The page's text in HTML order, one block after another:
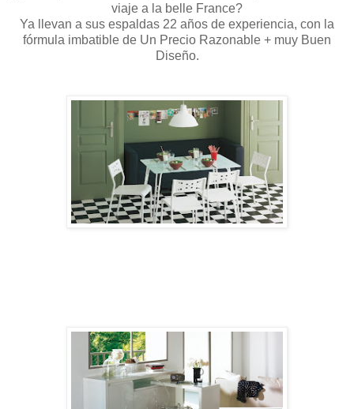
viaje a la belle France?
Ya llevan a sus espaldas 22 años de experiencia, con la
fórmula imbatible de Un Precio Razonable + muy Buen
Diseño.